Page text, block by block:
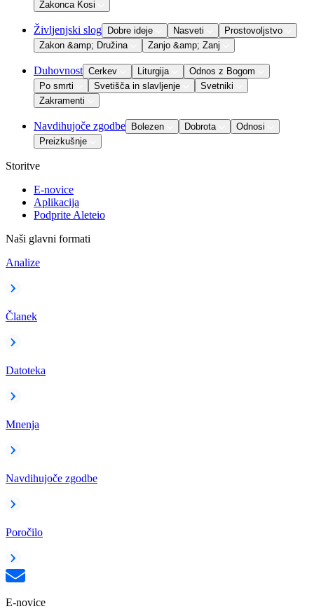
Zakonca Kosi
Življenjski slog Dobre ideje Nasveti
Prostovoljstvo
Zakon &amp; Družina
Zanjo &amp; Zanj
Duhovnost Cerkev Liturgija
Odnos z Bogom
Po smrti
Svetišča in slavljenje
Svetniki
Zakramenti
Navdihujoče zgodbe Bolezen Dobrota
Odnosi
Preizkušnje
Storitve
E-novice
Aplikacija
Podprite Aleteio
Naši glavni formati
Analize
Članek
Datoteka
Mnenja
Navdihujoče zgodbe
Poročilo
E-novice